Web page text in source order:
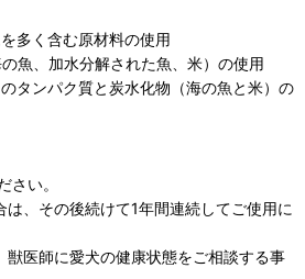
多く含む原材料の使用
魚、加水分解された魚、米）の使用
タンパク質と炭水化物（海の魚と米）の
さい。
、その後続けて1年間連続してご使用に
獣医師に愛犬の健康状態をご相談する事